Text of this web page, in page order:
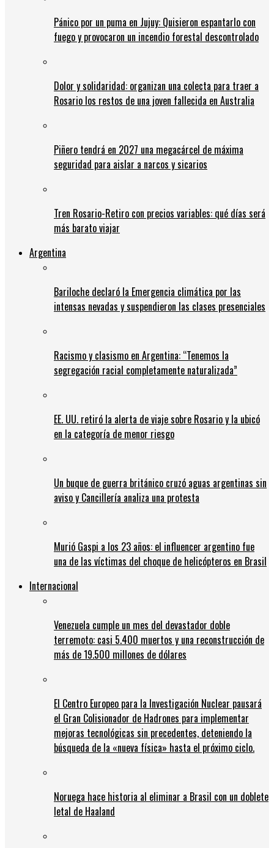
Pánico por un puma en Jujuy: Quisieron espantarlo con
fuego y provocaron un incendio forestal descontrolado
Dolor y solidaridad: organizan una colecta para traer a
Rosario los restos de una joven fallecida en Australia
Piñero tendrá en 2027 una megacárcel de máxima
seguridad para aislar a narcos y sicarios
Tren Rosario-Retiro con precios variables: qué días será
más barato viajar
Argentina
Bariloche declaró la Emergencia climática por las
intensas nevadas y suspendieron las clases presenciales
Racismo y clasismo en Argentina: “Tenemos la
segregación racial completamente naturalizada”
EE. UU. retiró la alerta de viaje sobre Rosario y la ubicó
en la categoría de menor riesgo
Un buque de guerra británico cruzó aguas argentinas sin
aviso y Cancillería analiza una protesta
Murió Gaspi a los 23 años: el influencer argentino fue
una de las víctimas del choque de helicópteros en Brasil
Internacional
Venezuela cumple un mes del devastador doble
terremoto: casi 5.400 muertos y una reconstrucción de
más de 19.500 millones de dólares
El Centro Europeo para la Investigación Nuclear pausará
el Gran Colisionador de Hadrones para implementar
mejoras tecnológicas sin precedentes, deteniendo la
búsqueda de la «nueva física» hasta el próximo ciclo.
Noruega hace historia al eliminar a Brasil con un doblete
letal de Haaland